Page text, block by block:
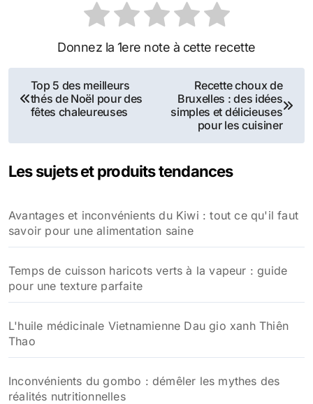
Donnez la 1ere note à cette recette
Navigation
de
l’article
Top 5 des meilleurs
thés de Noël pour des
fêtes chaleureuses
Recette choux de
Bruxelles : des idées
simples et délicieuses
pour les cuisiner
Les sujets et produits tendances
Avantages et inconvénients du Kiwi : tout ce qu'il faut
savoir pour une alimentation saine
Temps de cuisson haricots verts à la vapeur : guide
pour une texture parfaite
L'huile médicinale Vietnamienne Dau gio xanh Thiên
Thao
Inconvénients du gombo : démêler les mythes des
réalités nutritionnelles